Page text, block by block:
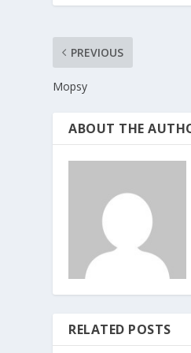
PREVIOUS
Mopsy
ABOUT THE
RELATED POSTS